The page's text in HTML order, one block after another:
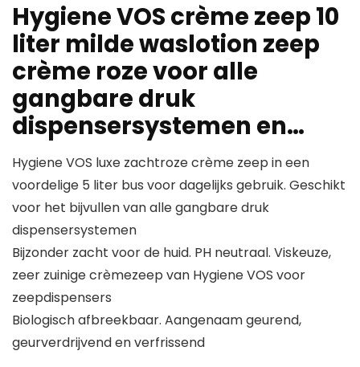
Hygiene VOS crème zeep 10
liter milde waslotion zeep
crème roze voor alle
gangbare druk
dispensersystemen en…
Hygiene VOS luxe zachtroze crème zeep in een
voordelige 5 liter bus voor dagelijks gebruik. Geschikt
voor het bijvullen van alle gangbare druk
dispensersystemen
Bijzonder zacht voor de huid. PH neutraal. Viskeuze,
zeer zuinige crèmezeep van Hygiene VOS voor
zeepdispensers
Biologisch afbreekbaar. Aangenaam geurend,
geurverdrijvend en verfrissend